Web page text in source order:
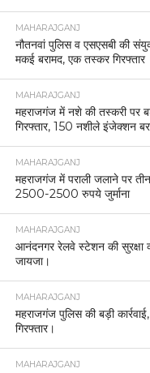
MAHARAJGANJ
नौतनवां पुलिस व एसएसबी की
मकई बरामद, एक तस्कर गिरफ्तार
MAHARAJGANJ
महराजगंज में नशे की तस्करी पर
गिरफ्तार, 150 नशीले इंजेक्शन
MAHARAJGANJ
महराजगंज में पराली जलाने पर
2500-2500 रुपये जुर्माना
MAHARAJGANJ
आनंदनगर रेलवे स्टेशन की सुरक्षा
जायजा।
MAHARAJGANJ
महराजगंज पुलिस की बड़ी
गिरफ्तार।
MAHARAJGANJ